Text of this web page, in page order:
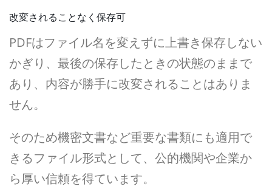
改変されることなく保存可
PDFはファイル名を変えずに上書き保存しない
かぎり、最後の保存したときの状態のままで
あり、内容が勝手に改変されることはありま
せん。
そのため機密文書など重要な書類にも適用で
きるファイル形式として、公的機関や企業か
ら厚い信頼を得ています。